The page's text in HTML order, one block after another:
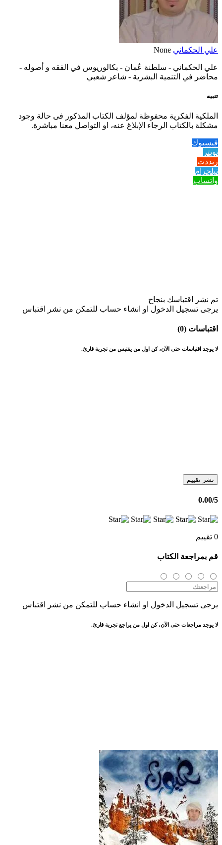
علي الحكماني None
علي الحكماني - سلطنة عُمان - بكالوريوس في الفقه و أصوله -
محاضر في التنمية البشرية - شاعر شعبي
تنبيه
الملكية الفكرية محفوظة لمؤلف الكتاب المذكور فى حالة وجود
مشكلة بالكتاب الرجاء الإبلاغ عنه، او التواصل معنا مباشرة.
فيسبوك
تويتر
ريددت
تيلجرام
واتساب
تم نشر اقتباسك بنجاح
يرجى تسجيل الدخول او انشاء حساب للتمكن من نشر اقتباس
اقتباسات (0)
لا يوجد اقتباسات حتى الآن، كن اول من يقتبس من تجربة قارئ.
نشر تقييم
0.00/5
0 تقييم
قم بمراجعة الكتاب
يرجى تسجيل الدخول او انشاء حساب للتمكن من نشر اقتباس
لا يوجد مراجعات حتى الآن، كن اول من يراجع تجربة قارئ.